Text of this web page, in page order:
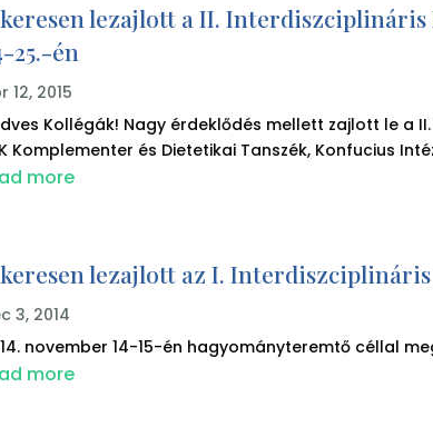
lezajlott a II. Interdiszciplináris
25.-én
12, 2015
Kollégák! Nagy érdeklődés mellett zajlott le a II.
Komplementer és Dietetikai Tanszék, Konfucius
more
lezajlott az I.
3, 2014
november 14-15-én hagyományteremtő céllal
more